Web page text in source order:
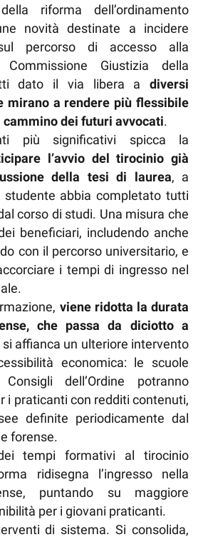
riforma dell’ordinamento
novità destinate a incidere
percorso di accesso alla
Giustizia della
dato il via libera a diversi
mirano a rendere più flessibile
cammino dei futuri avvocati.
più significativi spicca la
l’avvio del tirocinio già
della tesi di laurea, a
studente abbia completato tutti
corso di studi. Una misura che
beneficiari, includendo anche
con il percorso universitario, e
i tempi di ingresso nel
viene ridotta la durata
che passa da diciotto a
si affianca un ulteriore intervento
economica: le scuole
dell’Ordine potranno
i praticanti con redditi contenuti,
definite periodicamente dal
forense.
tempi formativi al tirocinio
ridisegna l’ingresso nella
puntando su maggiore
per i giovani praticanti.
di sistema. Si consolida,